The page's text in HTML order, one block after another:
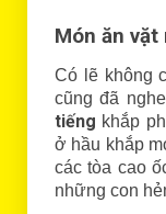
Món ăn
Có lẽ không
cũng đã
tiếng khắp
ở hầu khắp
các tòa cao
những con